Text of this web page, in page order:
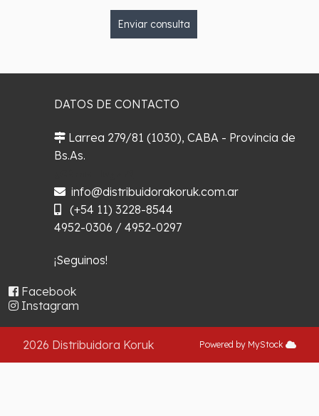
Enviar consulta
DATOS DE CONTACTO
Larrea 279/81 (1030), CABA - Provincia de
Bs.As.
info@distribuidorakoruk.com.ar
(+54 11) 3228-8544
4952-0306 / 4952-0297
¡Seguinos!
Facebook
Instagram
2026 Distribuidora Koruk Powered by MyStock